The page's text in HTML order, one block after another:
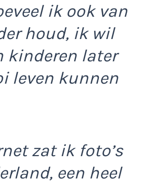
ik ook van
houd, ik wil
kinderen later
leven kunnen
zat ik foto’s
een heel